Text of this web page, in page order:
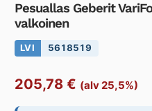
Pesuallas Geberit
valkoinen
LVI 5618519
205,78 € (alv 25,5%)